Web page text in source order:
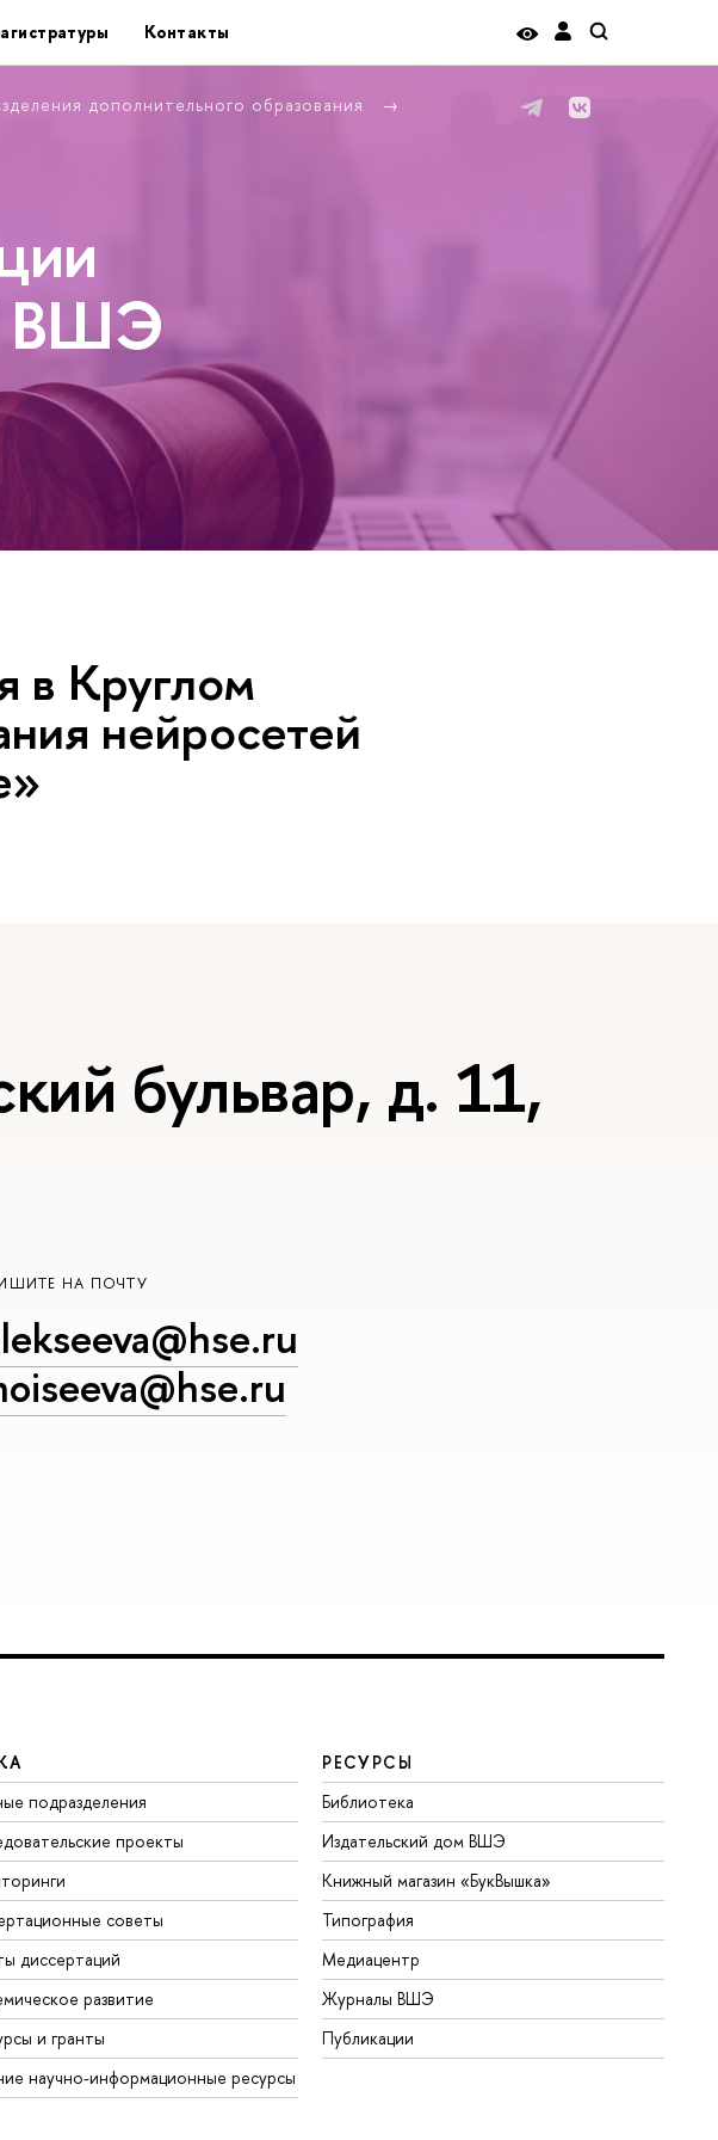
Контакты
дополнительного образования
ВШЭ
в Круглом
нейросетей
бульвар, д. 11,
НА ПОЧТУ
подразделения
проекты
советы
диссертаций
развитие
и гранты
научно-информационные ресурсы
РЕСУРСЫ
Библиотека
Издательский дом ВШЭ
Книжный магазин «БукВышка»
Типография
Медиацентр
Журналы ВШЭ
Публикации